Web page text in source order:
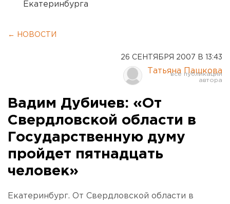
Екатеринбурга
← НОВОСТИ
26 СЕНТЯБРЯ 2007 В 13:43
Татьяна Пашкова
Вадим Дубичев: «От
Свердловской области в
Государственную думу
пройдет пятнадцать
человек»
Екатеринбург. От Свердловской области в